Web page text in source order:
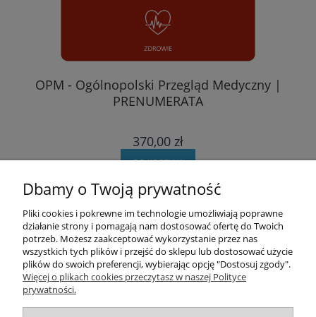
OPM - Ogólnopolski Przegląd Medyczny |
PRENUMERATA
370,00 zł
DO KOSZYKA
Moje konto
Zamówienia
Informacje
Dbamy o Twoją prywatność
Pliki cookies i pokrewne im technologie umożliwiają poprawne
działanie strony i pomagają nam dostosować ofertę do Twoich
potrzeb. Możesz zaakceptować wykorzystanie przez nas
wszystkich tych plików i przejść do sklepu lub dostosować użycie
plików do swoich preferencji, wybierając opcję "Dostosuj zgody".
Więcej o plikach cookies przeczytasz w naszej Polityce
prywatności.